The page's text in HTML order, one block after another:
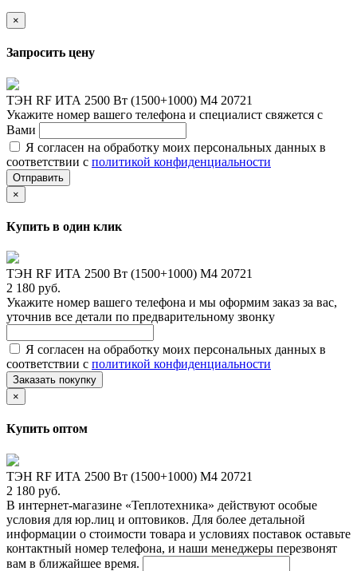
×
Запросить цену
ТЭН RF ИТА 2500 Вт (1500+1000) M4 20721
Укажите номер вашего телефона и специалист свяжется с
Вами
Я согласен на обработку моих персональных данных в
соответствии с политикой конфиденциальности
Отправить
×
Купить в один клик
ТЭН RF ИТА 2500 Вт (1500+1000) M4 20721
2 180 руб.
Укажите номер вашего телефона и мы оформим заказ за вас,
уточнив все детали по предварительному звонку
Я согласен на обработку моих персональных данных в
соответствии с политикой конфиденциальности
Заказать покупку
×
Купить оптом
ТЭН RF ИТА 2500 Вт (1500+1000) M4 20721
2 180 руб.
В интернет-магазине «Теплотехника» действуют особые
условия для юр.лиц и оптовиков. Для более детальной
информации о стоимости товара и условиях поставок оставьте
контактный номер телефона, и наши менеджеры перезвонят
вам в ближайшее время.